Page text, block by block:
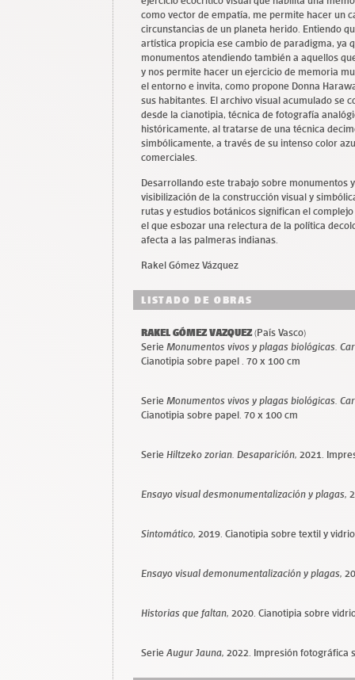
como vector de empatía, me permite hacer un
circunstancias de un planeta herido. Entiendo
artística propicia ese cambio de paradigma, ya
monumentos atendiendo también a aquellos
y nos permite hacer un ejercicio de memoria
el entorno e invita, como propone Donna
sus habitantes. El archivo visual acumulado se
desde la cianotipia, técnica de fotografía
históricamente, al tratarse de una técnica
simbólicamente, a través de su intenso color
comerciales.
Desarrollando este trabajo sobre monumentos
visibilización de la construcción visual y
rutas y estudios botánicos significan el
el que esbozar una relectura de la política
afecta a las palmeras indianas.
Rakel Gómez Vázquez
LISTADO DE OBRAS
RAKEL GÓMEZ VAZQUEZ(País Vasco)
Serie Monumentos vivos y plagas biológicas.
Cianotipia sobre papel . 70 x 100 cm
Serie Monumentos vivos y plagas biológicas.
Cianotipia sobre papel. 70 x 100 cm
Serie Hiltzeko zorian. Desaparición, 2021.
Ensayo visual desmonumentalización y plagas,
Sintomático, 2019. Cianotipia sobre textil y
Ensayo visual demonumentalización y plagas,
Historias que faltan, 2020. Cianotipia sobre
SerieAugur Jauna, 2022. Impresión fotográfica